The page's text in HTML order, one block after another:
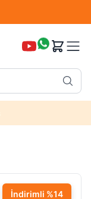
İndirimli %14